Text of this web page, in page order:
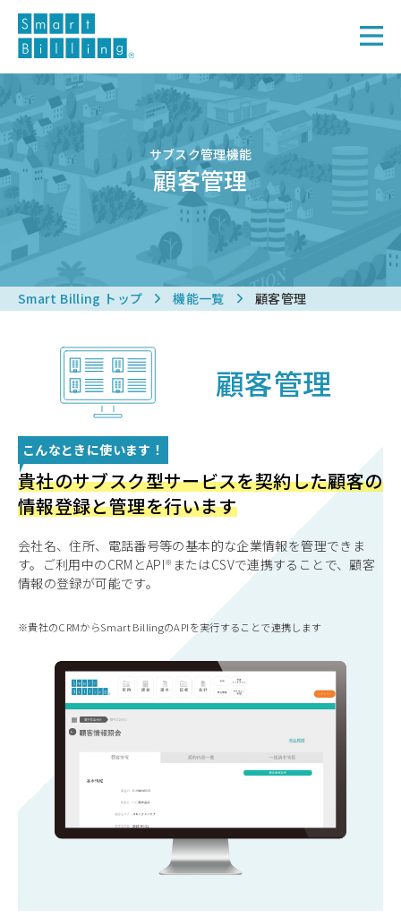
サブスク管理機能
顧客管理
Smart Billing トップ 機能一覧 顧客管理
顧客管理
こんなときに使います！
貴社のサブスク型サービスを契約した顧客の
情報登録と管理を行います
会社名、住所、電話番号等の基本的な企業情報を管理できま
す。ご利用中のCRMとAPI
またはCSVで連携することで、顧客
情報の登録が可能です。
貴社のCRMからSmart BillingのAPIを実行することで連携します